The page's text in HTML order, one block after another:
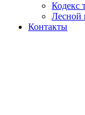
Кодекс
Лесной
Контакты